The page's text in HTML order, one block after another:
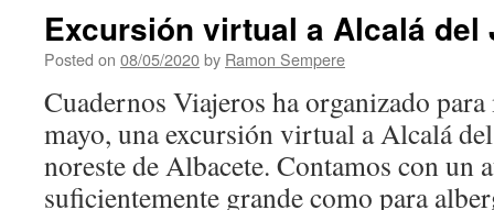
la
excursión
Alcalá
del
Júcar.
Excursión virtual a Alcalá del
Posted on 08/05/2020by Ramon Sempere
Cuadernos Viajeros ha organizado para
mayo, una excursión virtual a Alcalá
noreste de Albacete. Contamos con un
suficientemente grande como para